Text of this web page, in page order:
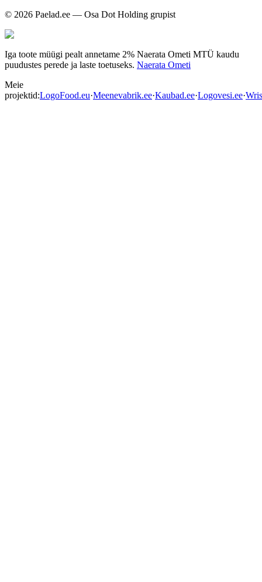
© 2026 Paelad.ee — Osa Dot Holding grupist
Iga toote müügi pealt annetame 2% Naerata Ometi MTÜ kaudu
puudustes perede ja laste toetuseks. Naerata Ometi
Meie
projektid:LogoFood.eu·Meenevabrik.ee·Kaubad.ee·Logovesi.ee·